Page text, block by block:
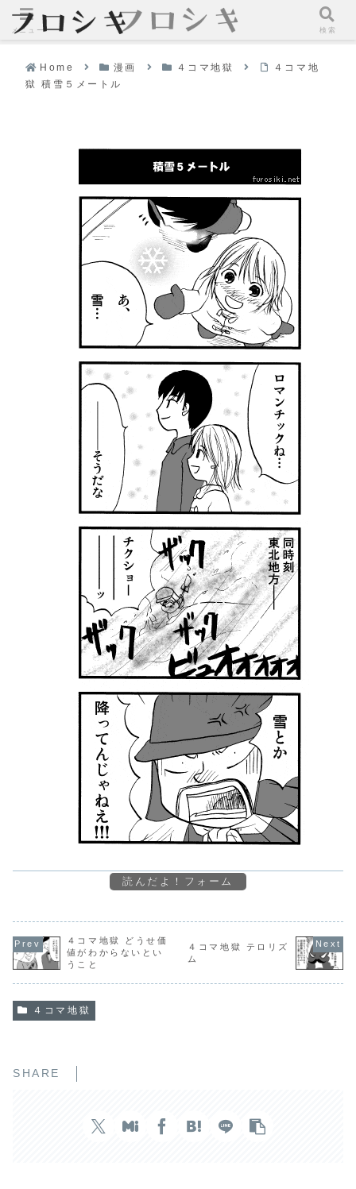
Home 漫画 ４コマ地獄
４コマ地
獄 積雪５メートル
読んだよ！フォーム
４コマ地獄 どうせ価
値がわからないとい
うこと
４コマ地獄 テロリズ
ム
４コマ地獄
SHARE
メニュー 検索